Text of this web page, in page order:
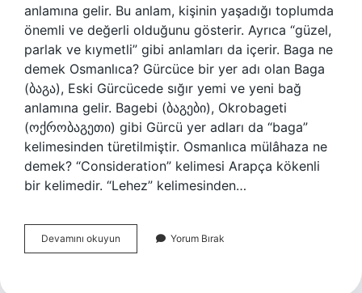
anlamına gelir. Bu anlam, kişinin yaşadığı toplumda
önemli ve değerli olduğunu gösterir. Ayrıca “güzel,
parlak ve kıymetli” gibi anlamları da içerir. Baga ne
demek Osmanlıca? Gürcüce bir yer adı olan Baga
(ბაგა), Eski Gürcücede sığır yemi ve yeni bağ
anlamına gelir. Bagebi (ბაგები), Okrobageti
(ოქრობაგეთი) gibi Gürcü yer adları da “baga”
kelimesinden türetilmiştir. Osmanlıca mülâhaza ne
demek? “Consideration” kelimesi Arapça kökenli
bir kelimedir. “Lehez” kelimesinden…
Devamını okuyun
Ne
Yorum Bırak